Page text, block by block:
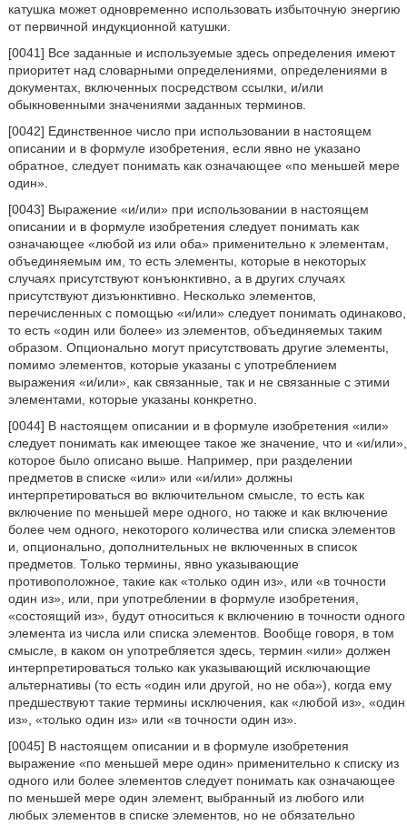
катушка может одновременно использовать избыточную энергию
от первичной индукционной катушки.
[0041] Все заданные и используемые здесь определения имеют
приоритет над словарными определениями, определениями в
документах, включенных посредством ссылки, и/или
обыкновенными значениями заданных терминов.
[0042] Единственное число при использовании в настоящем
описании и в формуле изобретения, если явно не указано
обратное, следует понимать как означающее «по меньшей мере
один».
[0043] Выражение «и/или» при использовании в настоящем
описании и в формуле изобретения следует понимать как
означающее «любой из или оба» применительно к элементам,
объединяемым им, то есть элементы, которые в некоторых
случаях присутствуют конъюнктивно, а в других случаях
присутствуют дизъюнктивно. Несколько элементов,
перечисленных с помощью «и/или» следует понимать одинаково,
то есть «один или более» из элементов, объединяемых таким
образом. Опционально могут присутствовать другие элементы,
помимо элементов, которые указаны с употреблением
выражения «и/или», как связанные, так и не связанные с этими
элементами, которые указаны конкретно.
[0044] В настоящем описании и в формуле изобретения «или»
следует понимать как имеющее такое же значение, что и «и/или»,
которое было описано выше. Например, при разделении
предметов в списке «или» или «и/или» должны
интерпретироваться во включительном смысле, то есть как
включение по меньшей мере одного, но также и как включение
более чем одного, некоторого количества или списка элементов
и, опционально, дополнительных не включенных в список
предметов. Только термины, явно указывающие
противоположное, такие как «только один из», или «в точности
один из», или, при употреблении в формуле изобретения,
«состоящий из», будут относиться к включению в точности одного
элемента из числа или списка элементов. Вообще говоря, в том
смысле, в каком он употребляется здесь, термин «или» должен
интерпретироваться только как указывающий исключающие
альтернативы (то есть «один или другой, но не оба»), когда ему
предшествуют такие термины исключения, как «любой из», «один
из», «только один из» или «в точности один из».
[0045] В настоящем описании и в формуле изобретения
выражение «по меньшей мере один» применительно к списку из
одного или более элементов следует понимать как означающее
по меньшей мере один элемент, выбранный из любого или
любых элементов в списке элементов, но не обязательно